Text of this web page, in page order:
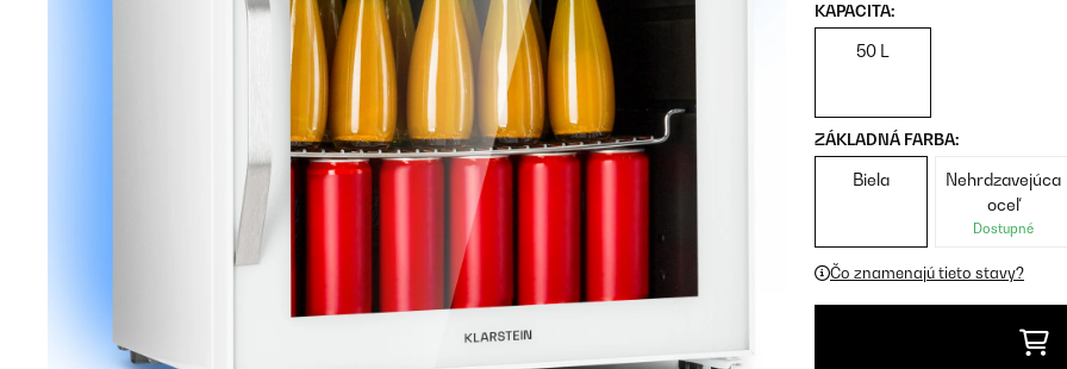
KAPACITA:
50 L
ZÁKLADNÁ FARBA:
Biela
Nehrdzavejúca
oceľ
Dostupné
Čo znamenajú tieto stavy?